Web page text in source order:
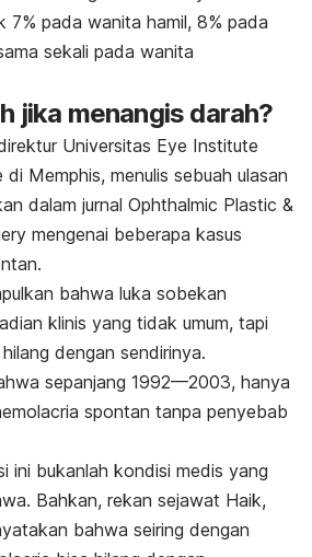
7% pada wanita hamil, 8% pada
sekali pada wanita
jika menangis darah?
Universitas Eye Institute
Memphis, menulis sebuah ulasan
dalam jurnal Ophthalmic Plastic &
mengenai beberapa kasus
bahwa luka sobekan
klinis yang tidak umum, tapi
dengan sendirinya.
sepanjang 1992—2003, hanya
spontan tanpa penyebab
ini bukanlah kondisi medis yang
Bahkan, rekan sejawat Haik,
bahwa seiring dengan